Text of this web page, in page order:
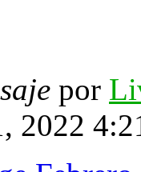
por
2022